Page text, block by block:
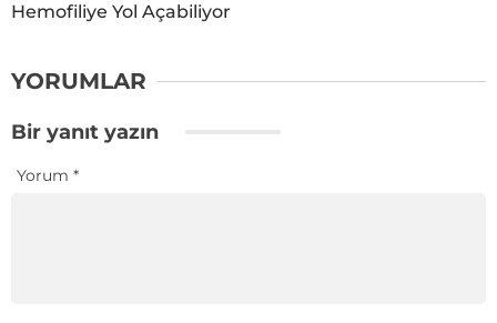
Hemofiliye Yol Açabiliyor
YORUMLAR
Bir yanıt yazın
Yorum *